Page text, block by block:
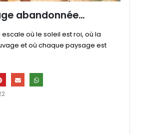
abandonnée…
où le soleil est roi, où la
et où chaque paysage est